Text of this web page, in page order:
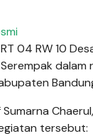
04 RW 10
tersebut: